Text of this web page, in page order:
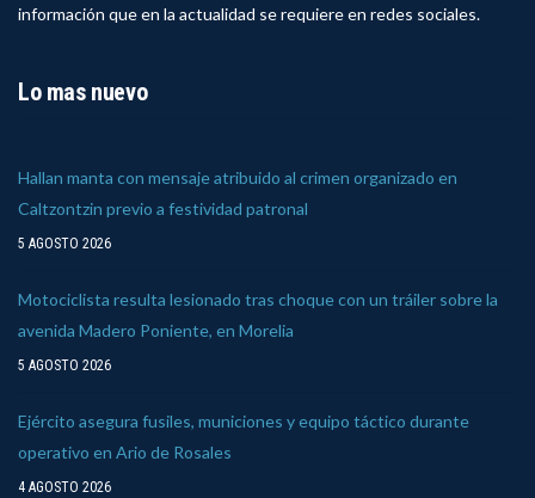
información que en la actualidad se requiere en redes sociales.
Lo mas nuevo
Hallan manta con mensaje atribuido al crimen organizado en
Caltzontzin previo a festividad patronal
5 AGOSTO 2026
Motociclista resulta lesionado tras choque con un tráiler sobre la
avenida Madero Poniente, en Morelia
5 AGOSTO 2026
Ejército asegura fusiles, municiones y equipo táctico durante
operativo en Ario de Rosales
4 AGOSTO 2026